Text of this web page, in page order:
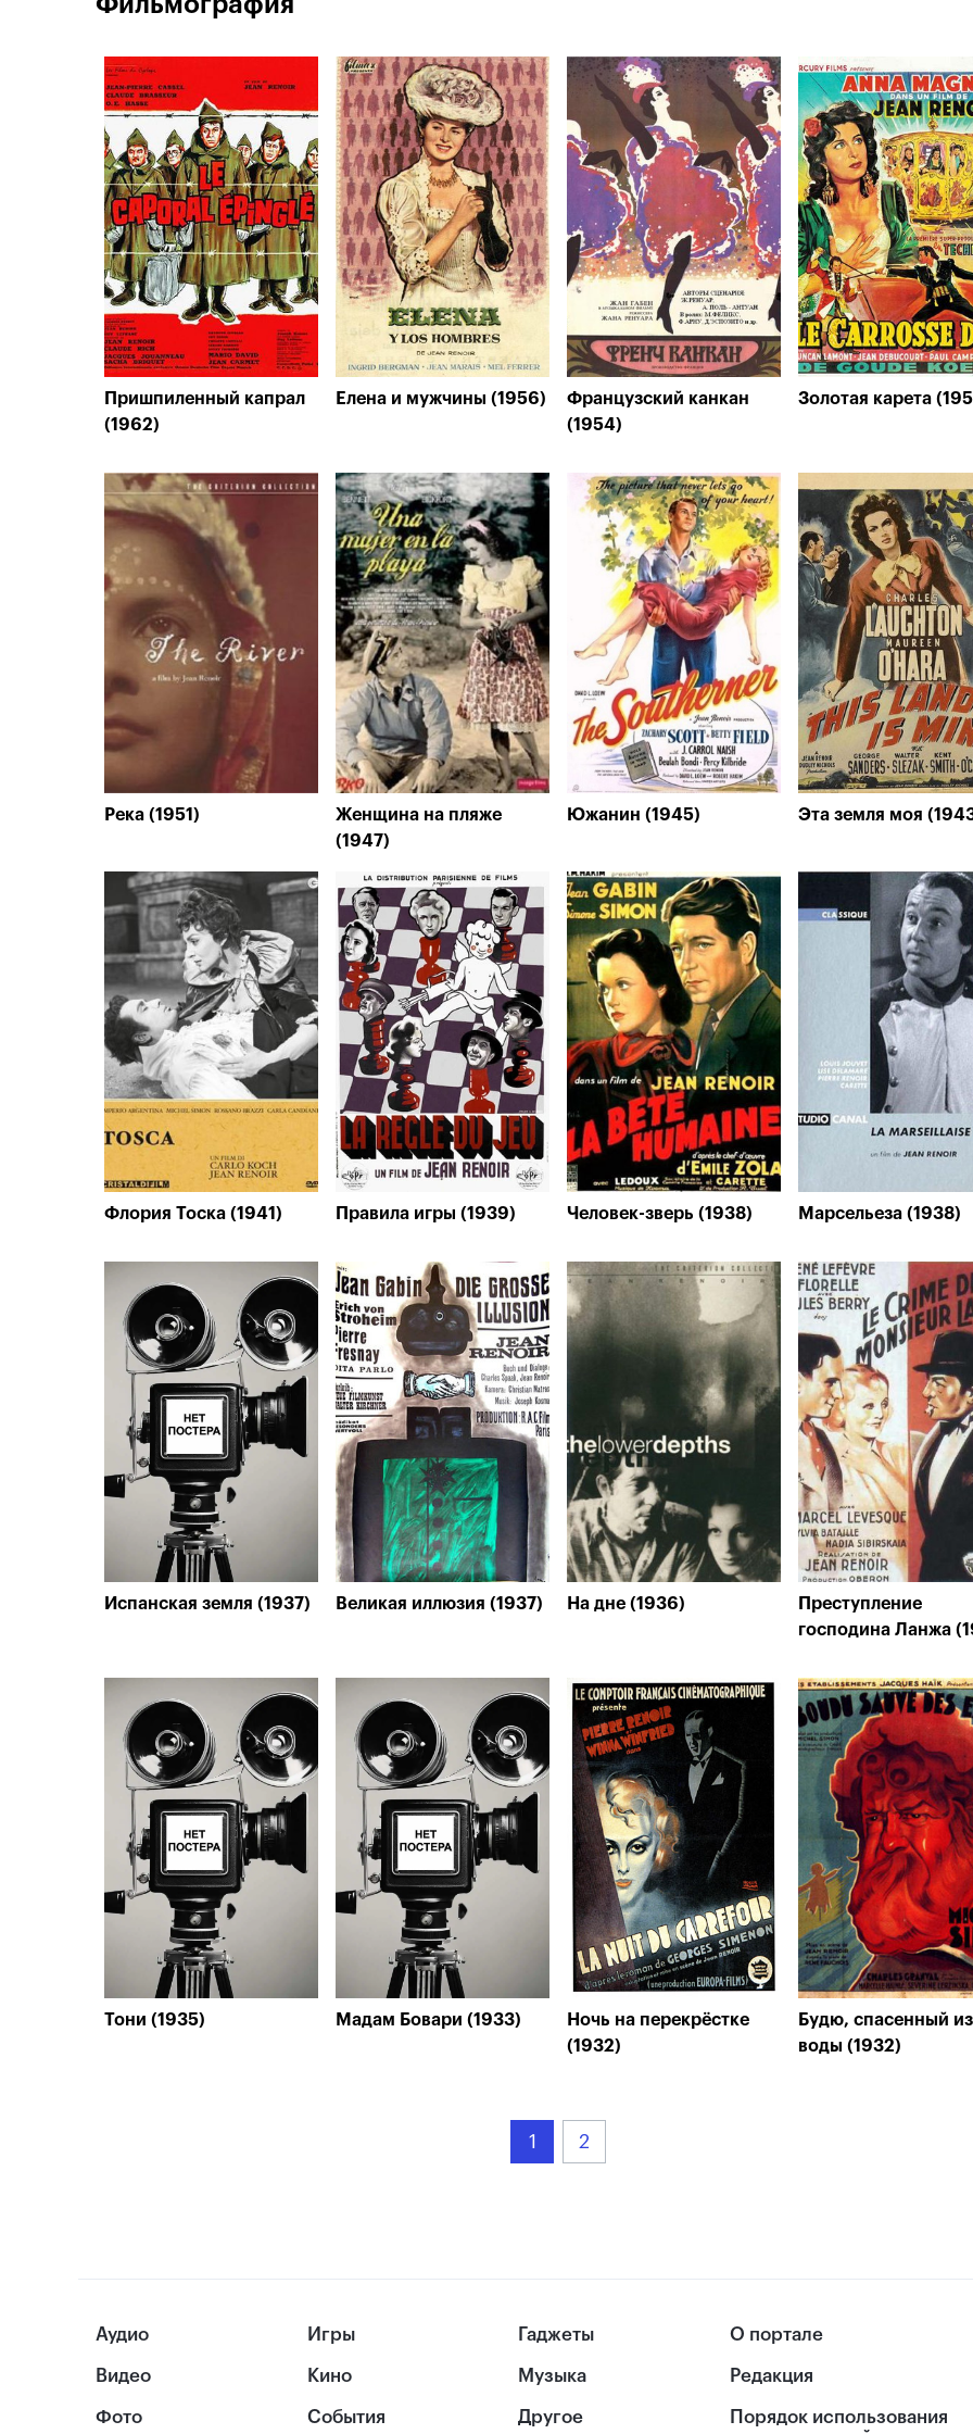
Пришпиленный капрал
(1962)
Елена и мужчины (1956)
Французский канкан
(1954)
Золотая карета
Река (1951)
Женщина на пляже
(1947)
Южанин (1945) Эта земля моя
Флория Тоска (1941) Правила игры (1939) Человек-зверь (1938) Марсельеза (1938)
Испанская земля (1937) Великая иллюзия (1937) На дне (1936)
Преступление
господина Ланжа
Тони (1935) Мадам Бовари (1933)
Ночь на перекрёстке
(1932)
Будю, спасенный из
воды (1932)
1 2
Аудио
Видео
Фото
Игры
Кино
События
Гаджеты
Музыка
Другое
О портале
Редакция
Порядок использования